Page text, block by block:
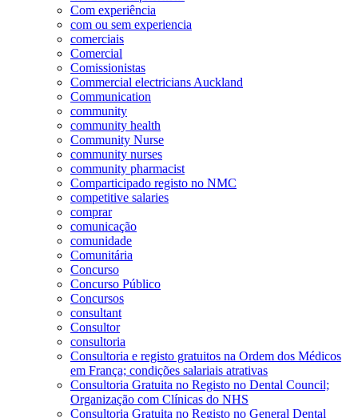
Com experiência
com ou sem experiencia
comerciais
Comercial
Comissionistas
Commercial electricians Auckland
Communication
community
community health
Community Nurse
community nurses
community pharmacist
Comparticipado registo no NMC
competitive salaries
comprar
comunicação
comunidade
Comunitária
Concurso
Concurso Público
Concursos
consultant
Consultor
consultoria
Consultoria e registo gratuitos na Ordem dos Médicos
em França; condições salariais atrativas
Consultoria Gratuita no Registo no Dental Council;
Organização com Clínicas do NHS
Consultoria Gratuita no Registo no General Dental